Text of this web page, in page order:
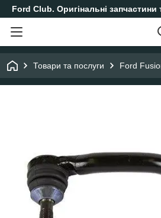
Ford Club. Оригінальні
Товари та послуги Ford